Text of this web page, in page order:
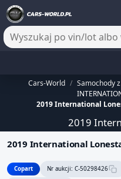
Cars-World / Samochody
2019 International
2019
2019 International
Copart Nr aukcji: C-50298426